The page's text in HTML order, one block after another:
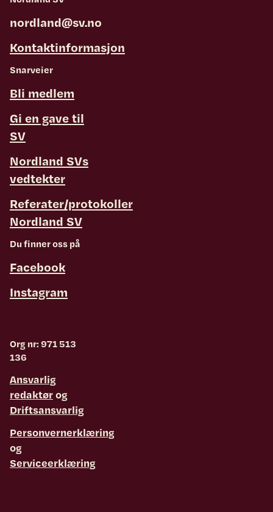
nordland@sv.no
Kontaktinformasjon
Snarveier
Bli medlem
Gi en gave til
SV
Nordland SVs
vedtekter
Referater/protokoller
Nordland SV
Du finner oss på
Facebook
Instagram
Org nr: 971 513
136
Ansvarlig
redaktørog
Driftsansvarlig
Personvernerklæring
og
Serviceerklæring